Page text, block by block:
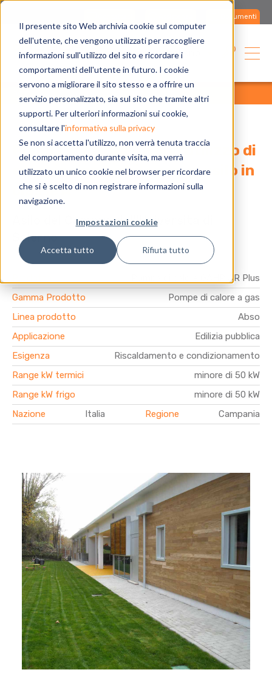
Il presente sito Web archivia cookie sul computer
dell'utente, che vengono utilizzati per raccogliere
informazioni sull'utilizzo del sito e ricordare i
comportamenti dell'utente in futuro. I cookie
servono a migliorare il sito stesso e a offrire un
servizio personalizzato, sia sul sito che tramite altri
supporti. Per ulteriori informazioni sui cookie,
consultare l'informativa sulla privacy
Se non si accetta l'utilizzo, non verrà tenuta traccia
del comportamento durante visita, ma verrà
utilizzato un unico cookie nel browser per ricordare
che si è scelto di non registrare informazioni sulla
navigazione.
Impostazioni cookie
Accetta tutto Rifiuta tutto
Documenti
Italiano
Pompa di calore AR con utilizzo di
energia rinnovabile per un asilo in
classe A
Asilo del Campus dell'Università di
Salerno
Pompa di calore GAHP AR Plus
Gamma Prodotto
Pompe di calore a gas
Linea prodotto
Abso
Applicazione
Edilizia pubblica
Esigenza
Riscaldamento e condizionamento
Range kW termici
minore di 50 kW
Range kW frigo
minore di 50 kW
Nazione
Italia Regione Campania